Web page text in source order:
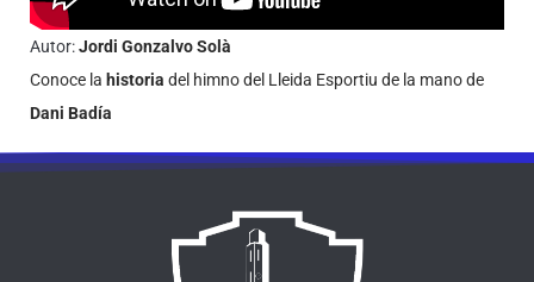
Autor:Jordi Gonzalvo Solà
Conoce la historia del himno del Lleida Esportiu de la mano de
Dani Badía